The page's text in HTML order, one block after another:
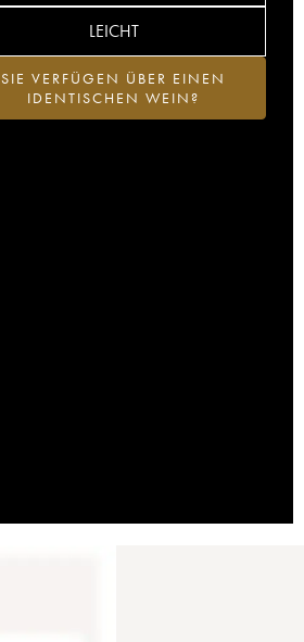
LEICHT
SIE VERFÜGEN ÜBER EINEN
IDENTISCHEN WEIN?